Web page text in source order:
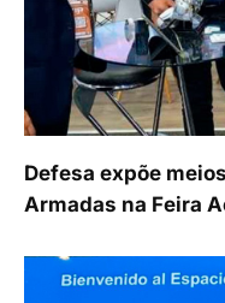
Defesa expõe
Armadas na Feira